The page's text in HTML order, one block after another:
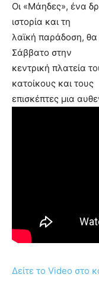
Οι «Μάηδες», ένα
ιστορία και τη
λαϊκή παράδοση,
Σάββατο στην
κεντρική πλατεία
κατοίκους και τους
επισκέπτες μια
Δείτε το Video στο